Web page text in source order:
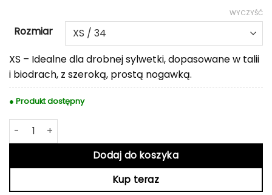
Rozmiar
WYCZYŚĆ
XS – Idealne dla drobnej sylwetki, dopasowane w talii
i biodrach, z szeroką, prostą nogawką.
● Produkt dostępny
ilość Szare jeansy Chiara
Dodaj do koszyka
Kup teraz